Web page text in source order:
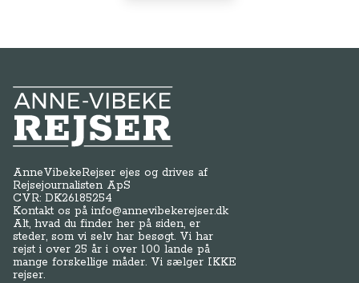
Anne-Vibeke Rejser
AnneVibekeRejser ejes og drives af
Rejsejournalisten ApS
CVR: DK26185254
Kontakt os påinfo@annevibekerejser.dk
Alt, hvad du finder her på siden, er
steder, som vi selv har besøgt. Vi har
rejst i over 25 år i over 100 lande på
mange forskellige måder. Vi sælger IKKE
rejser.